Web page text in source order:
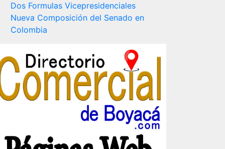
Dos Formulas Vicepresidenciales
Nueva Composición del Senado en
Colombia